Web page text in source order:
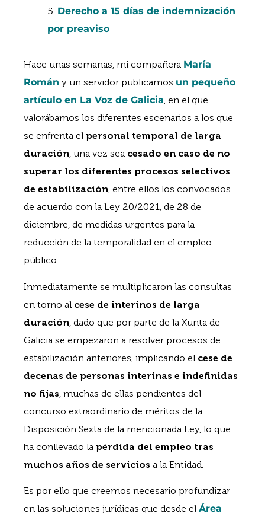
Derecho a 15 días de indemnización
por preaviso
Hace unas semanas, mi compañera María
Román y un servidor publicamos un pequeño
artículo en La Voz de Galicia, en el que
valorábamos los diferentes escenarios a los que
se enfrenta el personal temporal de larga
duración, una vez sea cesado en caso de no
superar los diferentes procesos selectivos
de estabilización, entre ellos los convocados
de acuerdo con la Ley 20/2021, de 28 de
diciembre, de medidas urgentes para la
reducción de la temporalidad en el empleo
público.
Inmediatamente se multiplicaron las consultas
en torno al cese de interinos de larga
duración , dado que por parte de la Xunta de
Galicia se empezaron a resolver procesos de
estabilización anteriores, implicando el cese de
decenas de personas interinas e indefinidas
no fijas , muchas de ellas pendientes del
concurso extraordinario de méritos de la
Disposición Sexta de la mencionada Ley, lo que
ha conllevado la pérdida del empleo tras
muchos años de servicios a la Entidad.
Es por ello que creemos necesario profundizar
en las soluciones jurídicas que desde el Área